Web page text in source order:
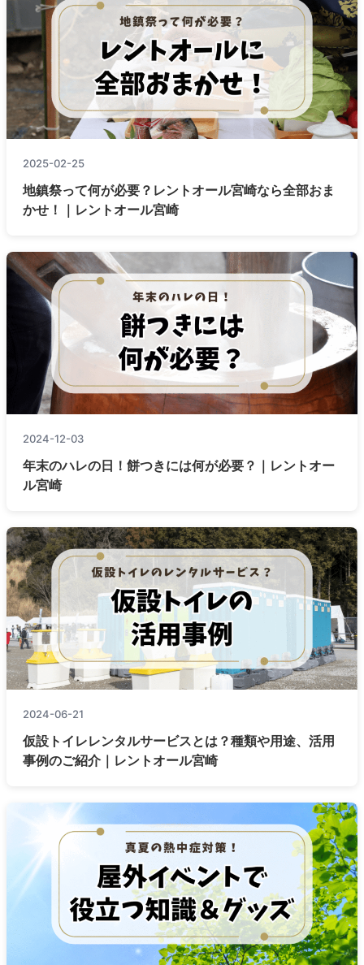
2025-02-25
地鎮祭って何が必要？レントオール宮崎なら全部おま
かせ！｜レントオール宮崎
2024-12-03
年末のハレの日！餅つきには何が必要？｜レントオー
ル宮崎
2024-06-21
仮設トイレレンタルサービスとは？種類や用途、活用
事例のご紹介｜レントオール宮崎